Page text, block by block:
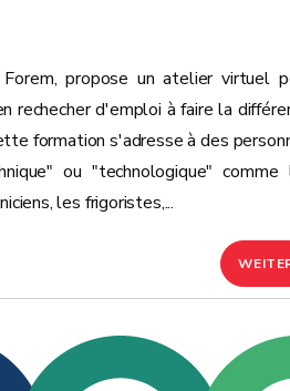
propose un atelier virtuel
rechecher d'emploi à faire la
formation s'adresse à des
ou "technologique" comme
les frigoristes,...